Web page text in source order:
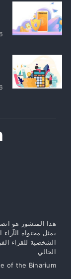
هذا المنشور هو
يمثل محتواه الآراء
الشخصية للقراء
الحالي.
of the Binarium